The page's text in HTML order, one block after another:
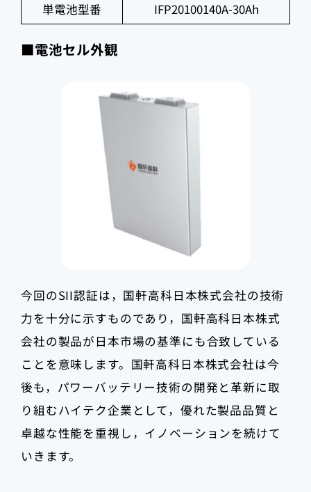
単電池型番
IFP20100140A-30Ah
■電池セル外観
今回のSII認証は，国軒高科日本株式会社の技術
力を十分に示すものであり，国軒高科日本株式
会社の製品が日本市場の基準にも合致している
ことを意味します。国軒高科日本株式会社は今
後も，パワーバッテリー技術の開発と革新に取
り組むハイテク企業として，優れた製品品質と
卓越な性能を重視し，イノベーションを続けて
いきます。